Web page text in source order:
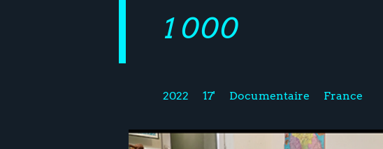
1 000
2022 17' Documentaire France